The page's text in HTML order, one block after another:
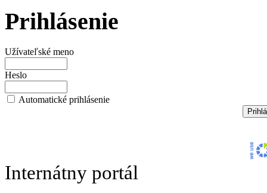
Prihlásenie
Užívateľské meno
Heslo
Automatické prihlásenie
Internátny portál